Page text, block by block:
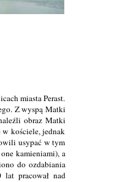
miasta Perast.
Z wyspą Matki
obraz Matki
w kościele, jednak
usypać w tym
kamieniami), a
do ozdabiania
pracował nad